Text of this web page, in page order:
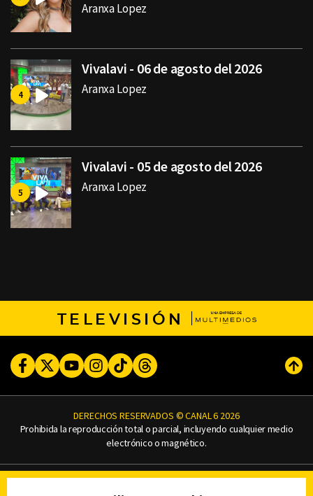
Aranxa Lopez
Vivalavi - 06 de agosto del 2026
Aranxa Lopez
Vivalavi - 05 de agosto del 2026
Aranxa Lopez
TELEVISIÓN
FacebookTwitterYoutubeInstagram
TikTokThreads
DERECHOS RESERVADOS © CANAL 6 2026
Prohibida la reproducción total o parcial, incluyendo cualquier medio
electrónico o magnético.